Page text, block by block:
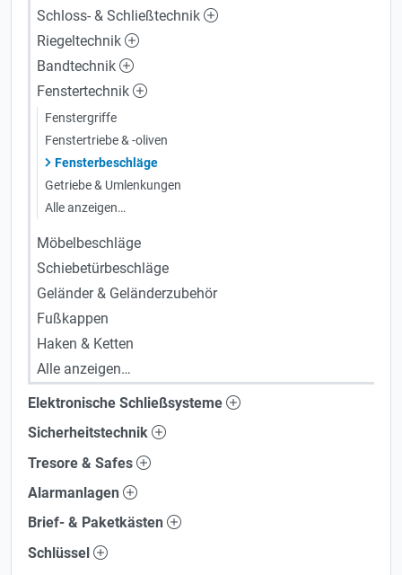
Schloss- & Schließtechnik
Riegeltechnik
Bandtechnik
Fenstertechnik
Fenstergriffe
Fenstertriebe & -oliven
Fensterbeschläge
Getriebe & Umlenkungen
Alle anzeigen…
Möbelbeschläge
Schiebetürbeschläge
Geländer & Geländerzubehör
Fußkappen
Haken & Ketten
Alle anzeigen…
Elektronische Schließsysteme
Sicherheitstechnik
Tresore & Safes
Alarmanlagen
Brief- & Paketkästen
Schlüssel